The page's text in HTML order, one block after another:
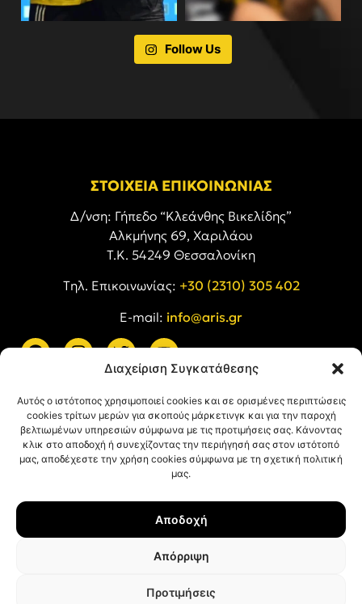
Διαχείριση Συγκατάθεσης
Αυτός ο ιστότοπος χρησιμοποιεί cookies και σε ορισμένες περιπτώσεις
cookies τρίτων μερών για σκοπούς μάρκετινγκ και για την παροχή
βελτιωμένων υπηρεσιών σύμφωνα με τις προτιμήσεις σας. Κάνοντας
κλικ στο αποδοχή ή συνεχίζοντας την περιήγησή σας στον ιστότοπό
μας, αποδέχεστε την χρήση cookies σύμφωνα με τη σχετική πολιτική
μας.
Αποδοχή
Απόρριψη
Προτιμήσεις
Follow Us
ΣΤΟΙΧΕΙΑ ΕΠΙΚΟΙΝΩΝΙΑΣ
Δ/νση: Γήπεδο “Κλεάνθης Βικελίδης”
Αλκμήνης 69, Χαριλάου
Τ.Κ. 54249 Θεσσαλονίκη
Tηλ. Επικοινωνίας: +30 (2310) 305 402
E-mail: info@aris.gr
Όροι Χρήσης
Πολιτική Cookies